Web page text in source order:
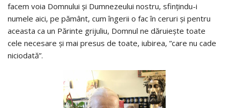
facem voia Domnului și Dumnezeului nostru, sfințindu-i
numele aici, pe pământ, cum îngerii o fac în ceruri și pentru
aceasta ca un Părinte grijuliu, Domnul ne dăruiește toate
cele necesare și mai presus de toate, iubirea, ”care nu cade
niciodată”.